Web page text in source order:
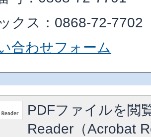
クス：0868-72-7702
合わせフォーム
PDFファイルを閲
Reader（Acrobat